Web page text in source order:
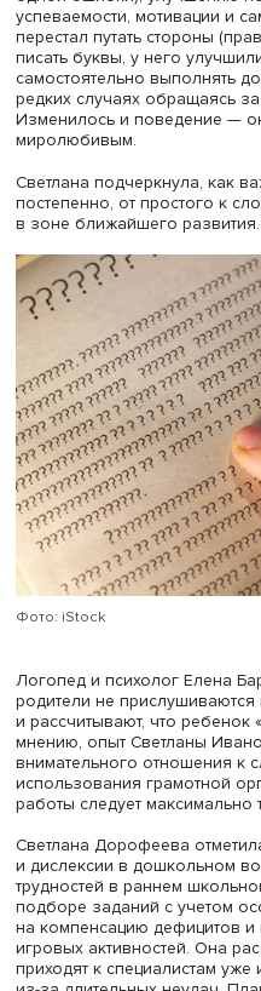
Дополнительно
навыков самопроверки
Докладчица
игровом формате, не
атмосфера школьных
негативными
позволял ребенку
чередовались с
вечеру). Кроме того, из
а школьные домашние
выполнялись — его
Светлана Иванова
результате
частности, количество
несколько раз (в одном
ребенок ошибся 18 раз,
одной ошибки),
успеваемости,
перестал путать
писать буквы, у него
самостоятельно
редких случаях
Изменилось и
Светлана подчеркнула,
постепенно, от простого
в зоне ближайшего